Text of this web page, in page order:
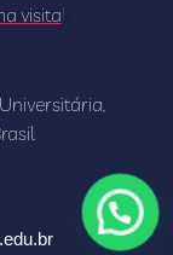
visita!